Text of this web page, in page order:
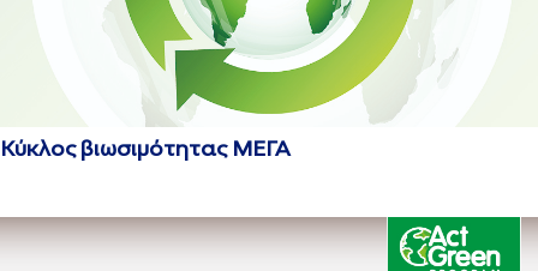
Κύκλος βιωσιμότητας ΜΕΓΑ